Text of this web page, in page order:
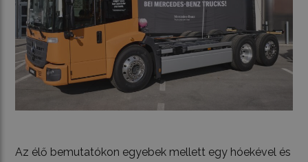
Az élő bemutatókon egyebek mellett egy hóekével és